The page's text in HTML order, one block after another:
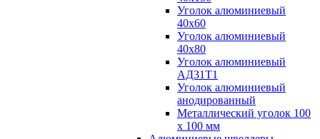
Уголок алюминиевый
40х60
Уголок алюминиевый
40х80
Уголок алюминиевый
АД31Т1
Уголок алюминиевый
анодированный
Металлический уголок 100
х 100 мм